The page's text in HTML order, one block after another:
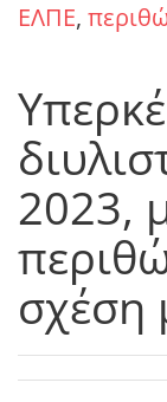
ΕΛΠΕ,
2023,
σχέση